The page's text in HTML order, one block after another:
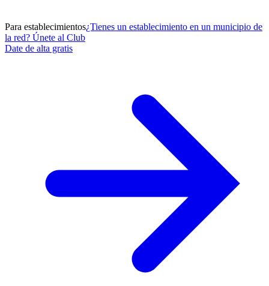
Para establecimientos¿Tienes un establecimiento en un municipio de
la red? Únete al Club
Date de alta gratis